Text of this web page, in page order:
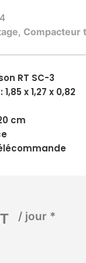
, Compacteur
RT SC-3
x 1,27 x 0,82
cm
/ jour *